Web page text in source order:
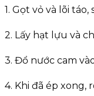
1. Gọt vỏ và lõi
2. Lấy hạt lựu và
3. Đổ nước cam
4. Khi đã ép xong,